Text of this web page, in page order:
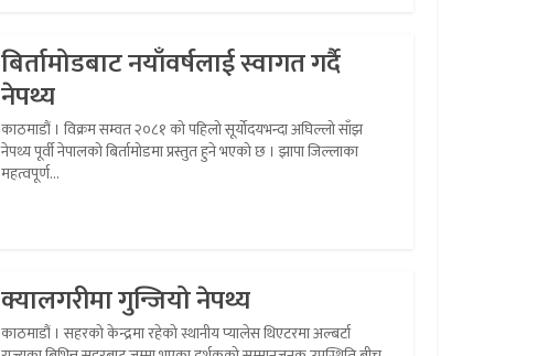
बिर्तामोडबाट नयाँवर्षलाई स्वागत गर्दै
नेपथ्य
काठमाडौं । विक्रम सम्वत २०८१ को पहिलो सूर्योदयभन्दा अघिल्लो साँझ
नेपथ्य पूर्वी नेपालको बिर्तामोडमा प्रस्तुत हुने भएको छ । झापा जिल्लाका
महत्वपूर्ण...
क्यालगरीमा गुन्जियो नेपथ्य
काठमाडौं । सहरको केन्द्रमा रहेको स्थानीय प्यालेस थिएटरमा अल्बर्टा